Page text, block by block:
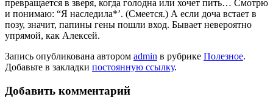
превращается в зверя, когда голодна или хочет пить… Смотрю
и понимаю: “Я наследила*’. (Смеется.) А если доча встает в
позу, значит, папины гены пошли вход. Бывает невероятно
упрямой, как Алексей.
Запись опубликована автором admin в рубрике Полезное.
Добавьте в закладки постоянную ссылку.
Добавить комментарий